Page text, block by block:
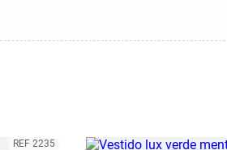
REF 2235